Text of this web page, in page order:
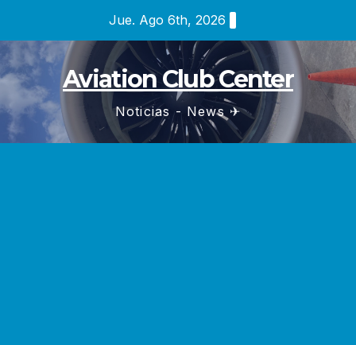
contenido
Jue. Ago 6th, 2026
Aviation Club Center
Noticias - News ✈